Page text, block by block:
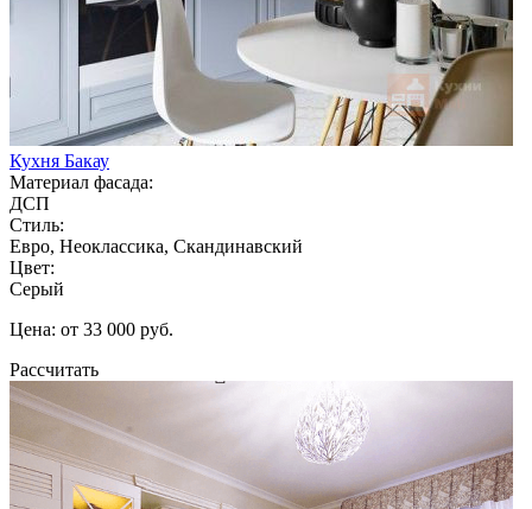
Кухня Бакау
Материал фасада:
ДСП
Стиль:
Евро, Неоклассика, Скандинавский
Цвет:
Серый
Цена: от 33 000 руб.
Рассчитать